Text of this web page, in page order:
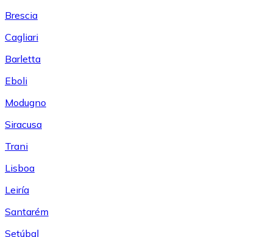
Brescia
Cagliari
Barletta
Eboli
Modugno
Siracusa
Trani
Lisboa
Leiría
Santarém
Setúbal